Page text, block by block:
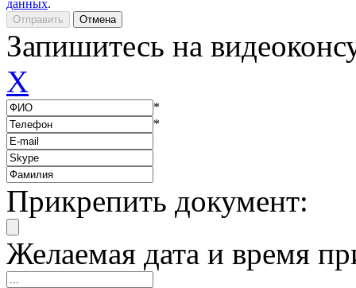
данных.
Запишитесь на
X
*
*
Прикрепить документ:
Желаемая дата и время